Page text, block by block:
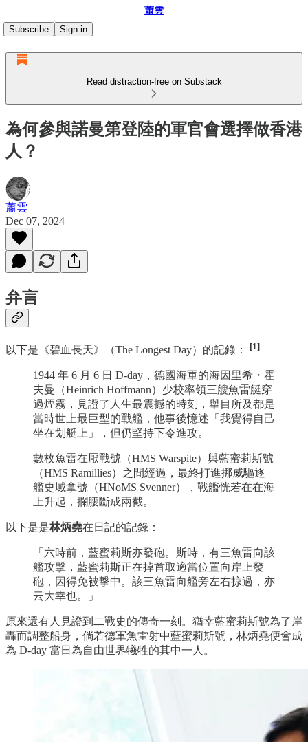
蕭雲
Subscribe
Sign in
Read distraction-free on Substack
為何參與諾曼第登陸的軍官會選擇做香港
人？
蕭雲
Dec 07, 2024
弁言
以下是《碧血長天》（The Longest Day）的記錄： [1]
1944 年 6 月 6 日 D-day，德國海軍的海因里希・霍
夫曼（Heinrich Hoffmann）少校率領三艘魚雷艇穿
過煙霧，見證了人生最震撼的時刻，舉目所及都是
當時世上最巨型的戰艦，他事後憶述「我覺得自己
坐在划艇上」，但仍堅持下令進攻。
數枚魚雷在厭戰號（HMS Warspite）與藍蜜莉斯號
（HMS Ramillies）之間經過，最終打進挪威驅逐
艦史域拿號（HNoMS Svenner），戰艦恍若在在海
上升起，攔腰斷成兩截。
以下是是林炳堯在日記的記錄：
「六時前，藍蜜莉斯亦發砲。斯時，有三魚雷向該
艦攻擊，藍蜜莉斯正在掉首取適當位置向岸上發
砲，因得免被撃中。該三魚雷向艦旁左右掠過，亦
云大幸也。」
原來還有人見證到二戰史的傳奇一刻。猶幸藍蜜莉斯號為了岸
轟而調整船身，倘若德軍魚雷射中藍蜜莉斯號，林炳堯便會成
為 D-day 當日為自由世界犧牲的其中一人。